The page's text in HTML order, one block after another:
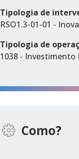
Tipologia de
RSO1.3-01-01 -
Tipologia de
1038 - Investimento
Como?